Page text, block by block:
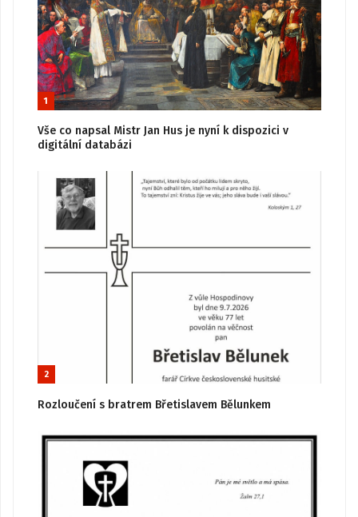
1
Vše co napsal Mistr Jan Hus je nyní k dispozici v
digitální databázi
2
Rozloučení s bratrem Břetislavem Bělunkem